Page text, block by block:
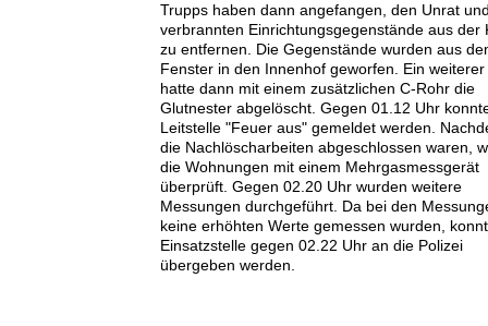
Trupps haben dann angefangen, den Unrat
verbrannten Einrichtungsgegenstände aus der
zu entfernen. Die Gegenstände wurden aus
Fenster in den Innenhof geworfen. Ein weiterer
hatte dann mit einem zusätzlichen C-Rohr die
Glutnester abgelöscht. Gegen 01.12 Uhr
Leitstelle "Feuer aus" gemeldet werden.
die Nachlöscharbeiten abgeschlossen waren,
die Wohnungen mit einem Mehrgasmessgerät
überprüft. Gegen 02.20 Uhr wurden weitere
Messungen durchgeführt. Da bei den
keine erhöhten Werte gemessen wurden,
Einsatzstelle gegen 02.22 Uhr an die Polizei
übergeben werden.